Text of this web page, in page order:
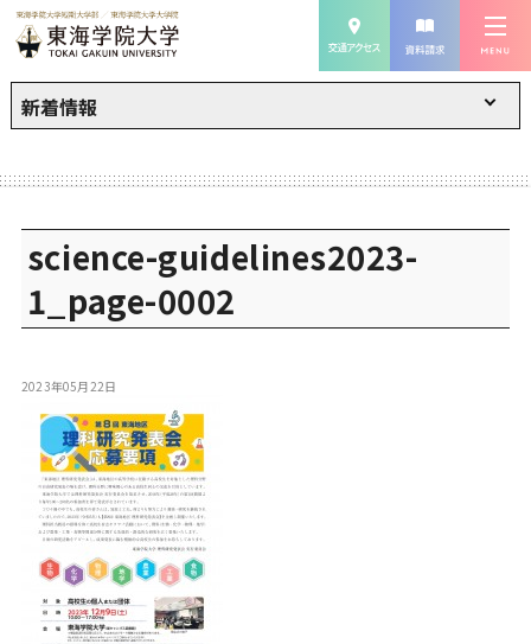
新着情報
science-guidelines2023-
1_page-0002
2023年05月22日